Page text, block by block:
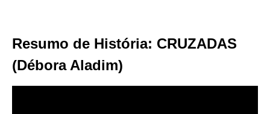
Resumo de História: CRUZADAS
(Débora Aladim)